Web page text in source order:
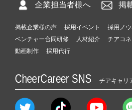
企業担当者様へ 掲
掲載企業様の声 採用イベント 採用ノ
ベンチャー合同研修
人材紹介 チアコ
動画制作
採用代行
CheerCareer SNS チアキャリ